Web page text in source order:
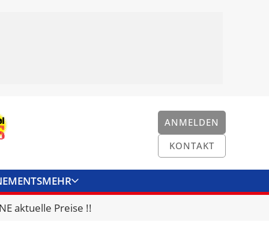
ANMELDEN
KONTAKT
MEHR
KONTAKT
aktuelle Preise !!